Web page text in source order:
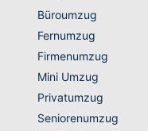
Büroumzug
Fernumzug
Firmenumzug
Mini Umzug
Privatumzug
Seniorenumzug